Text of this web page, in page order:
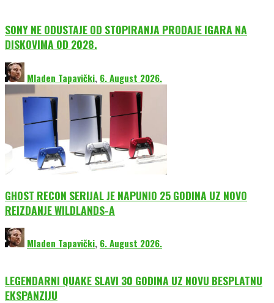
SONY NE ODUSTAJE OD STOPIRANJA PRODAJE IGARA NA
DISKOVIMA OD 2028.
Mladen Tapavički, 6. August 2026.
GHOST RECON SERIJAL JE NAPUNIO 25 GODINA UZ NOVO
REIZDANJE WILDLANDS-A
Mladen Tapavički, 6. August 2026.
LEGENDARNI QUAKE SLAVI 30 GODINA UZ NOVU BESPLATNU
EKSPANZIJU